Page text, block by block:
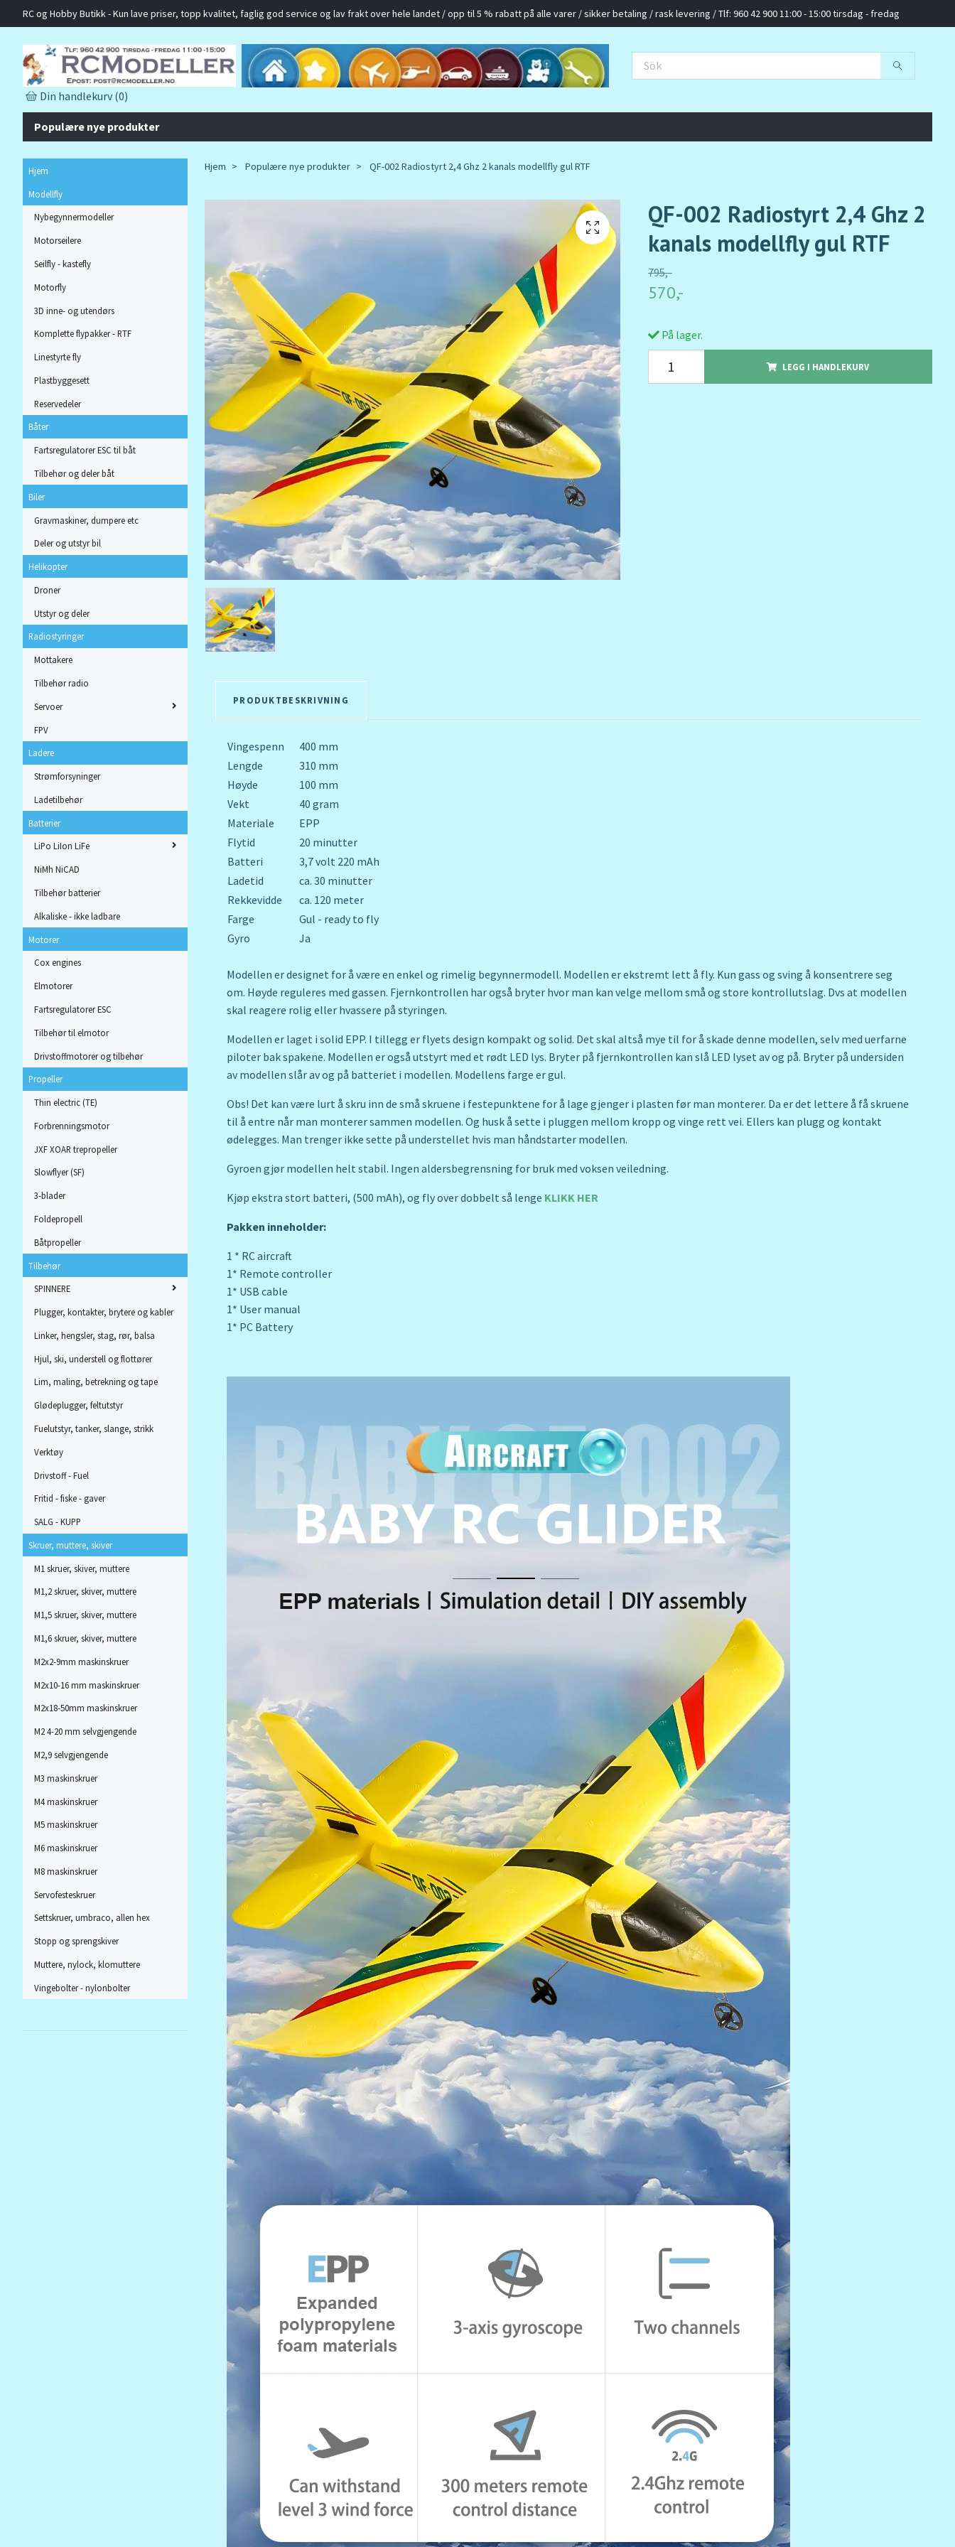
RC og Hobby Butikk - Kun lave priser, topp kvalitet, faglig god service og lav frakt over hele landet / opp til 5 % rabatt på alle varer / sikker betaling / rask levering / Tlf: 960 42 900 11:00 - 15:00 tirsdag - fredag
Din handlekurv (0)
Populære nye produkter
Hjem
Modellfly
Nybegynnermodeller
Motorseilere
Seilfly - kastefly
Motorfly
3D inne- og utendørs
Komplette flypakker - RTF
Linestyrte fly
Plastbyggesett
Reservedeler
Båter
Fartsregulatorer ESC til båt
Tilbehør og deler båt
Biler
Gravmaskiner, dumpere etc
Deler og utstyr bil
Helikopter
Droner
Utstyr og deler
Radiostyringer
Mottakere
Tilbehør radio
Servoer
FPV
Ladere
Strømforsyninger
Ladetilbehør
Batterier
LiPo LiIon LiFe
NiMh NiCAD
Tilbehør batterier
Alkaliske - ikke ladbare
Motorer
Cox engines
Elmotorer
Fartsregulatorer ESC
Tilbehør til elmotor
Drivstoffmotorer og tilbehør
Propeller
Thin electric (TE)
Forbrenningsmotor
JXF XOAR trepropeller
Slowflyer (SF)
3-blader
Foldepropell
Båtpropeller
Tilbehør
SPINNERE
Plugger, kontakter, brytere og kabler
Linker, hengsler, stag, rør, balsa
Hjul, ski, understell og flottører
Lim, maling, betrekning og tape
Glødeplugger, feltutstyr
Fuelutstyr, tanker, slange, strikk
Verktøy
Drivstoff - Fuel
Fritid - fiske - gaver
SALG - KUPP
Skruer, muttere, skiver
M1 skruer, skiver, muttere
M1,2 skruer, skiver, muttere
M1,5 skruer, skiver, muttere
M1,6 skruer, skiver, muttere
M2x2-9mm maskinskruer
M2x10-16 mm maskinskruer
M2x18-50mm maskinskruer
M2 4-20 mm selvgjengende
M2,9 selvgjengende
M3 maskinskruer
M4 maskinskruer
M5 maskinskruer
M6 maskinskruer
M8 maskinskruer
Servofesteskruer
Settskruer, umbraco, allen hex
Stopp og sprengskiver
Muttere, nylock, klomuttere
Vingebolter - nylonbolter
Hjem Populære nye produkter QF-002 Radiostyrt 2,4 Ghz 2 kanals modellfly gul RTF
QF-002 Radiostyrt 2,4 Ghz 2
kanals modellfly gul RTF
795,-
570,-
På lager.
LEGG I HANDLEKURV
PRODUKTBESKRIVNING
Vingespenn
400 mm
Lengde
310 mm
Høyde
100 mm
Vekt
40 gram
Materiale
EPP
Flytid
20 minutter
Batteri
3,7 volt 220 mAh
Ladetid
ca. 30 minutter
Rekkevidde
ca. 120 meter
Farge
Gul - ready to fly
Gyro
Ja
Modellen er designet for å være en enkel og rimelig begynnermodell. Modellen er ekstremt lett å fly. Kun gass og sving å konsentrere seg
om. Høyde reguleres med gassen. Fjernkontrollen har også bryter hvor man kan velge mellom små og store kontrollutslag. Dvs at modellen
skal reagere rolig eller hvassere på styringen.
Modellen er laget i solid EPP. I tillegg er flyets design kompakt og solid. Det skal altså mye til for å skade denne modellen, selv med uerfarne
piloter bak spakene. Modellen er også utstyrt med et rødt LED lys. Bryter på fjernkontrollen kan slå LED lyset av og på. Bryter på undersiden
av modellen slår av og på batteriet i modellen. Modellens farge er gul.
Obs! Det kan være lurt å skru inn de små skruene i festepunktene for å lage gjenger i plasten før man monterer. Da er det lettere å få skruene
til å entre når man monterer sammen modellen. Og husk å sette i pluggen mellom kropp og vinge rett vei. Ellers kan plugg og kontakt
ødelegges. Man trenger ikke sette på understellet hvis man håndstarter modellen.
Gyroen gjør modellen helt stabil. Ingen aldersbegrensning for bruk med voksen veiledning.
Kjøp ekstra stort batteri, (500 mAh), og fly over dobbelt så lenge KLIKK HER
Pakken inneholder:
1 * RC aircraft
1* Remote controller
1* USB cable
1* User manual
1* PC Battery